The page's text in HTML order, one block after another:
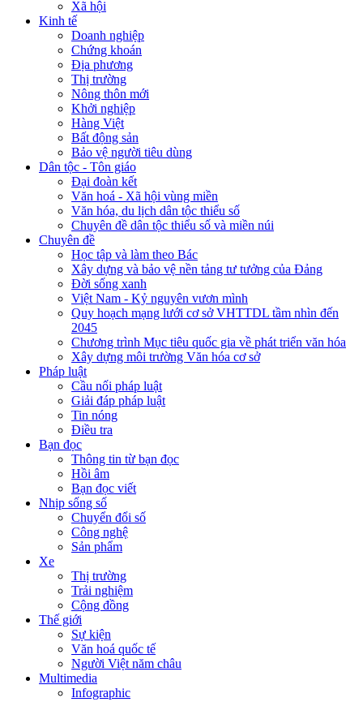
Xã hội
Kinh tế
Doanh nghiệp
Chứng khoán
Địa phương
Thị trường
Nông thôn mới
Khởi nghiệp
Hàng Việt
Bất động sản
Bảo vệ người tiêu dùng
Dân tộc - Tôn giáo
Đại đoàn kết
Văn hoá - Xã hội vùng miền
Văn hóa, du lịch dân tộc thiểu số
Chuyên đề dân tộc thiểu số và miền núi
Chuyên đề
Học tập và làm theo Bác
Xây dựng và bảo vệ nền tảng tư tưởng của Đảng
Đời sống xanh
Việt Nam - Kỷ nguyên vươn mình
Quy hoạch mạng lưới cơ sở VHTTDL tầm nhìn đến
2045
Chương trình Mục tiêu quốc gia về phát triển văn hóa
Xây dựng môi trường Văn hóa cơ sở
Pháp luật
Cầu nối pháp luật
Giải đáp pháp luật
Tin nóng
Điều tra
Bạn đọc
Thông tin từ bạn đọc
Hồi âm
Bạn đọc viết
Nhịp sống số
Chuyển đổi số
Công nghệ
Sản phẩm
Xe
Thị trường
Trải nghiệm
Cộng đồng
Thế giới
Sự kiện
Văn hoá quốc tế
Người Việt năm châu
Multimedia
Infographic